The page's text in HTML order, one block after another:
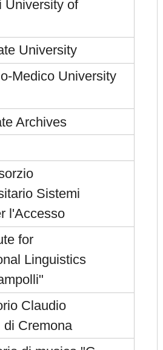
University of
University
Medico University
Archives
Sistemi
l'Accesso
for
Linguistics
Claudio
di Cremona